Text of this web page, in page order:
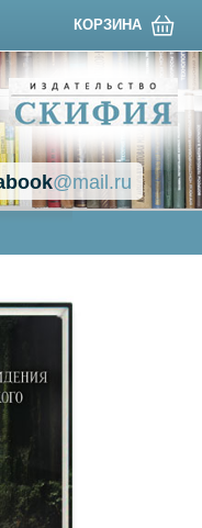
КОРЗИНА
@mail.ru